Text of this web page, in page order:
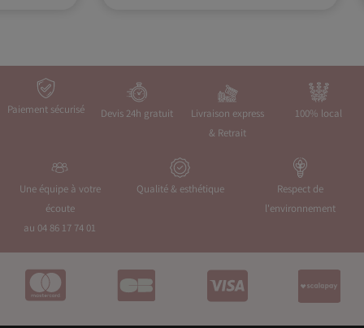
Paiement sécurisé Devis 24h gratuit
Livraison express
& Retrait
100% local
Une équipe à votre
écoute
au 04 86 17 74 01
Qualité & esthétique
Respect de
l'environnement